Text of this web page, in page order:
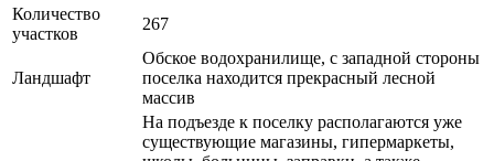
Количество
участков
267
Ландшафт
Обское водохранилище, с западной стороны
поселка находится прекрасный лесной
массив
На подъезде к поселку располагаются уже
существующие магазины, гипермаркеты,